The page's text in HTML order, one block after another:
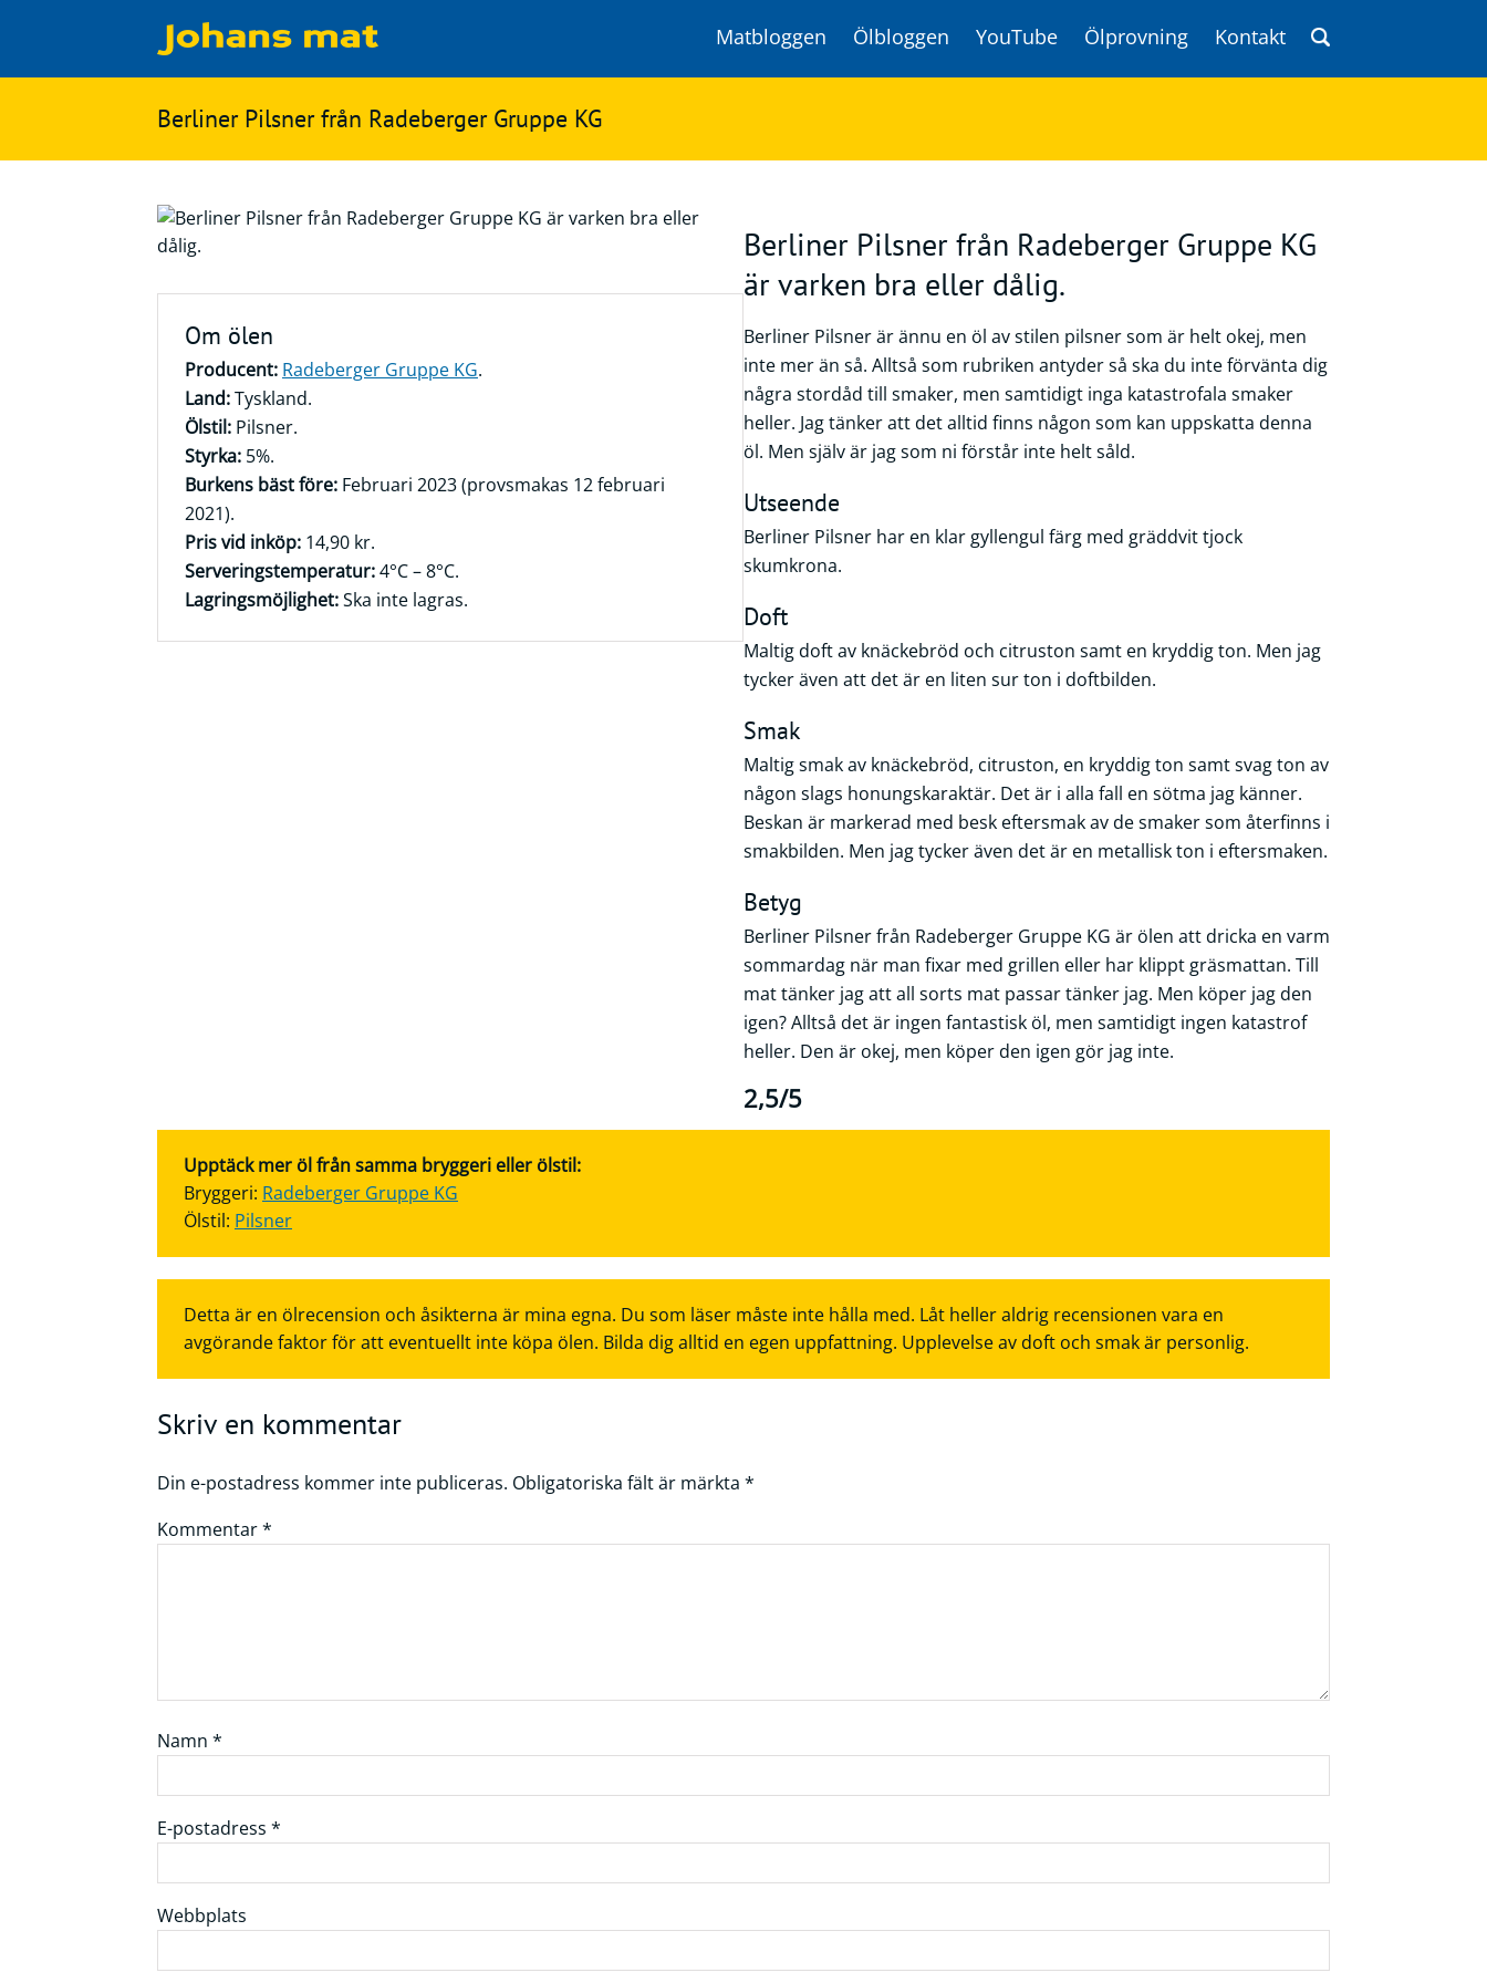
Matbloggen Ölbloggen YouTube Ölprovning
Kontakt
Matbloggen
Innertemperaturer
Ingredienser
på
Berliner Pilsner från Radeberger Gruppe KG
Om ölen
Producent: Radeberger Gruppe KG.
Land:Tyskland.
Ölstil: Pilsner.
Styrka: 5%.
Burkens bäst före: Februari 2023 (provsmakas 12 februari
2021).
Pris vid inköp: 14,90 kr.
Serveringstemperatur:4°C – 8°C.
Lagringsmöjlighet:Ska inte lagras.
Berliner Pilsner från Radeberger Gruppe KG
är varken bra eller dålig.
Berliner Pilsner är ännu en öl av stilen pilsner som är helt okej, men
inte mer än så. Alltså som rubriken antyder så ska du inte förvänta dig
några stordåd till smaker, men samtidigt inga katastrofala smaker
heller. Jag tänker att det alltid finns någon som kan uppskatta denna
öl. Men själv är jag som ni förstår inte helt såld.
Utseende
Berliner Pilsner har en klar gyllengul färg med gräddvit tjock
skumkrona.
Doft
Maltig doft av knäckebröd och citruston samt en kryddig ton. Men jag
tycker även att det är en liten sur ton i doftbilden.
Smak
Maltig smak av knäckebröd, citruston, en kryddig ton samt svag ton av
någon slags honungskaraktär. Det är i alla fall en sötma jag känner.
Beskan är markerad med besk eftersmak av de smaker som återfinns i
smakbilden. Men jag tycker även det är en metallisk ton i eftersmaken.
Betyg
Berliner Pilsner från Radeberger Gruppe KG är ölen att dricka en varm
sommardag när man fixar med grillen eller har klippt gräsmattan. Till
mat tänker jag att all sorts mat passar tänker jag. Men köper jag den
igen? Alltså det är ingen fantastisk öl, men samtidigt ingen katastrof
heller. Den är okej, men köper den igen gör jag inte.
2,5/5
Upptäck mer öl från samma bryggeri eller ölstil:
Bryggeri: Radeberger Gruppe KG
Ölstil: Pilsner
Detta är en ölrecension och åsikterna är mina egna. Du som läser måste inte hålla med. Låt heller aldrig recensionen vara en
avgörande faktor för att eventuellt inte köpa ölen. Bilda dig alltid en egen uppfattning. Upplevelse av doft och smak är personlig.
Skriv en kommentar
Din e-postadress kommer inte publiceras. Obligatoriska fält är märkta *
Kommentar*
Namn *
E-postadress *
Webbplats